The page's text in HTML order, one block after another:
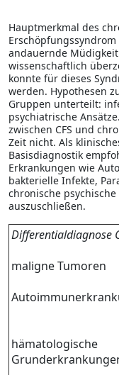
Hauptmerkmal des
andauernde
wissenschaftlich
konnte für dieses
werden. Hypothesen
Gruppen unterteilt:
psychiatrische
zwischen CFS und
Zeit nicht. Als
Basisdiagnostik
Erkrankungen wie
bakterielle Infekte,
chronische
auszuschließen.
Differentialdiagnose
maligne Tumoren
hämatologische